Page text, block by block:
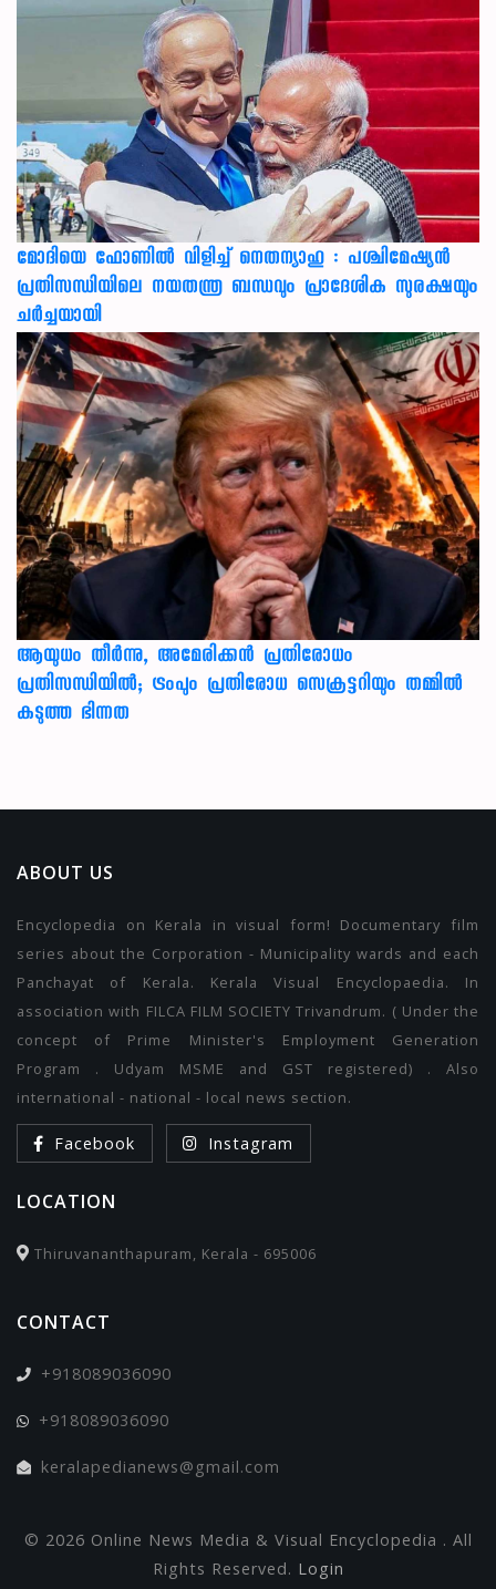
മോദിയെ ഫോണിൽ വിളിച്ച് നെതന്യാഹു : പശ്ചിമേഷ്യൻ
പ്രതിസന്ധിയിലെ നയതന്ത്ര ബന്ധവും പ്രാദേശിക സുരക്ഷയും
ചർച്ചയായി
ആയുധം തീർന്നു, അമേരിക്കൻ പ്രതിരോധം
പ്രതിസന്ധിയിൽ; ട്രംപും പ്രതിരോധ സെക്രട്ടറിയും തമ്മിൽ
കടുത്ത ഭിന്നത
ABOUT US
Encyclopedia on Kerala in visual form! Documentary film
series about the Corporation - Municipality wards and each
Panchayat of Kerala. Kerala Visual Encyclopaedia. In
association with FILCA FILM SOCIETY Trivandrum. ( Under the
concept of Prime Minister's Employment Generation
Program . Udyam MSME and GST registered) . Also
international - national - local news section.
Facebook Instagram
LOCATION
Thiruvananthapuram, Kerala - 695006
CONTACT
+918089036090
+918089036090
keralapedianews@gmail.com
© 2026 Online News Media & Visual Encyclopedia . All
Rights Reserved. Login